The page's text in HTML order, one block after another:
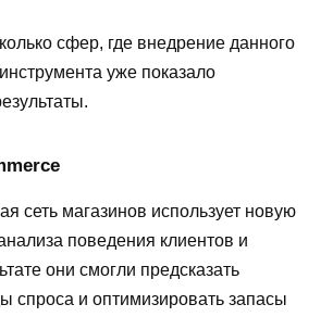
сфер, где внедрение данного
уже показало
сеть магазинов использует новую
поведения клиентов и
они смогли предсказать
спроса и оптимизировать запасы